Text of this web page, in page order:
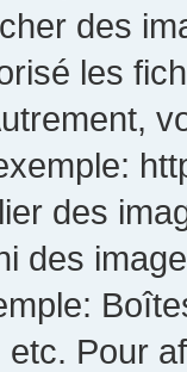
des
les
des
des
Pour